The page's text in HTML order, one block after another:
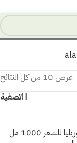
عرض ⁦10⁩ من كل النتائج
تصفية